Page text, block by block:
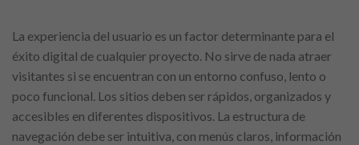
La experiencia del usuario es un factor determinante para el
éxito digital de cualquier proyecto. No sirve de nada atraer
visitantes si se encuentran con un entorno confuso, lento o
poco funcional. Los sitios deben ser rápidos, organizados y
accesibles en diferentes dispositivos. La estructura de
navegación debe ser intuitiva, con menús claros, información